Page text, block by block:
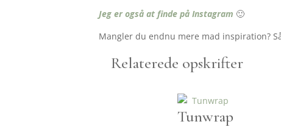
Jeg er også at finde på Instagram 🙂
Mangler du endnu mere mad inspiration?
Relaterede opskrifter
Tunwrap